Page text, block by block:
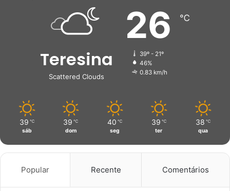
Teresina
Scattered Clouds
26 ℃
39º - 21º
46%
0.83 km/h
39 ℃
sáb
39 ℃
dom
40 ℃
seg
39 ℃
ter
38 ℃
qua
Popular Recente Comentários